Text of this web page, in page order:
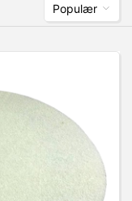
Populær